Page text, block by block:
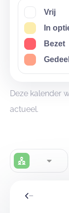
Vrij
In
Bezet
Deze kalender
actueel.